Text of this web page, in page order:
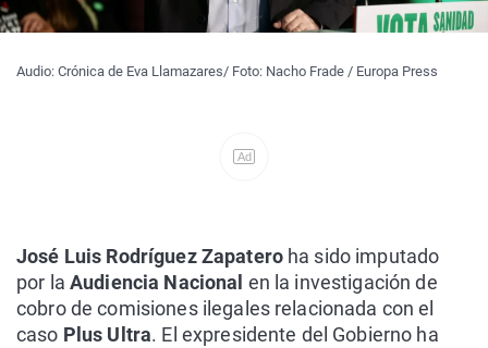
Audio: Crónica de Eva Llamazares/ Foto: Nacho Frade / Europa Press
Ad
José Luis Rodríguez Zapateroha sido imputado
por la Audiencia Nacional en la investigación de
cobro de comisiones ilegales relacionada con el
caso Plus Ultra. El expresidente del Gobierno ha